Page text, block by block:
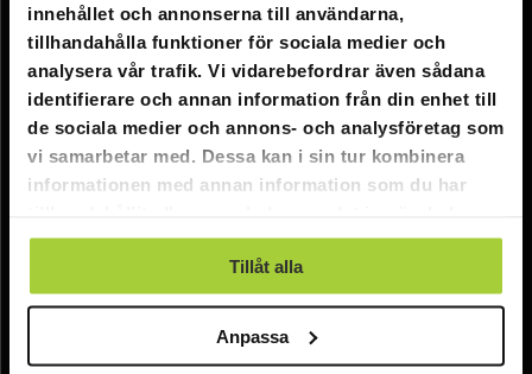
innehållet och annonserna till användarna,
tillhandahålla funktioner för sociala medier och
analysera vår trafik. Vi vidarebefordrar även sådana
identifierare och annan information från din enhet till
de sociala medier och annons- och analysföretag som
vi samarbetar med. Dessa kan i sin tur kombinera
informationen med annan information som du har
använt deras tjänster.
Tillåt alla
Anpassa
Returer
Kontakta oss
E-post: info@nordicprostore.se
Adressuppgifter:Elimägatan 15, 00510 Helsingfors, Finland
FI09931637